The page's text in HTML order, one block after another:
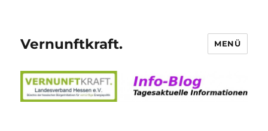
Vernunftkraft. MENÜ